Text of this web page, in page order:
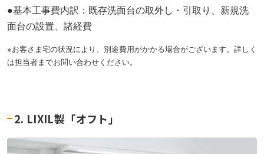
●基本工事費内訳：既存洗面台の取外し・引取り、新規洗
面台の設置、諸経費
※お客さま宅の状況により、別途費用がかかる場合がございます。詳しく
は担当者までお問い合わせください。
2. LIXIL製「オフト」